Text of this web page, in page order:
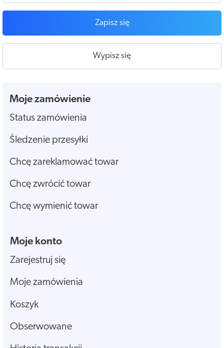
Zapisz się
Wypisz się
Moje zamówienie
Status zamówienia
Śledzenie przesyłki
Chcę zareklamować towar
Chcę zwrócić towar
Chcę wymienić towar
Moje konto
Zarejestruj się
Moje zamówienia
Koszyk
Obserwowane